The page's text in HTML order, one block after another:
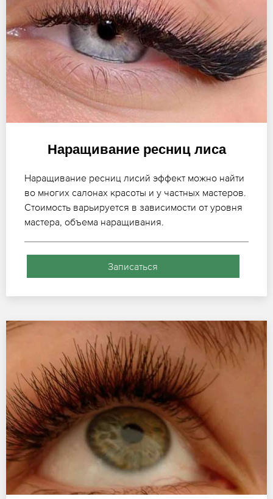
Наращивание ресниц лиса
Наращивание ресниц лисий эффект можно найти
во многих салонах красоты и у частных мастеров.
Стоимость варьируется в зависимости от уровня
мастера, объема наращивания.
Записаться